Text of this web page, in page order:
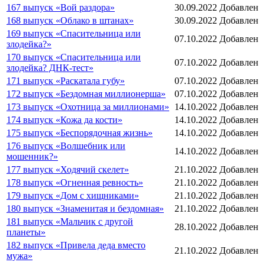
167 выпуск «Вой раздора»
30.09.2022 Добавлен
168 выпуск «Облако в штанах»
30.09.2022 Добавлен
169 выпуск «Спасительница или
злодейка?»
07.10.2022 Добавлен
170 выпуск «Спасительница или
злодейка? ДНК-тест»
07.10.2022 Добавлен
171 выпуск «Раскатала губу»
07.10.2022 Добавлен
172 выпуск «Бездомная миллионерша»
07.10.2022 Добавлен
173 выпуск «Охотница за миллионами»
14.10.2022 Добавлен
174 выпуск «Кожа да кости»
14.10.2022 Добавлен
175 выпуск «Беспорядочная жизнь»
14.10.2022 Добавлен
176 выпуск «Волшебник или
мошенник?»
14.10.2022 Добавлен
177 выпуск «Ходячий скелет»
21.10.2022 Добавлен
178 выпуск «Огненная ревность»
21.10.2022 Добавлен
179 выпуск «Дом с хищниками»
21.10.2022 Добавлен
180 выпуск «Знаменитая и бездомная»
21.10.2022 Добавлен
181 выпуск «Мальчик с другой
планеты»
28.10.2022 Добавлен
182 выпуск «Привела деда вместо
мужа»
21.10.2022 Добавлен